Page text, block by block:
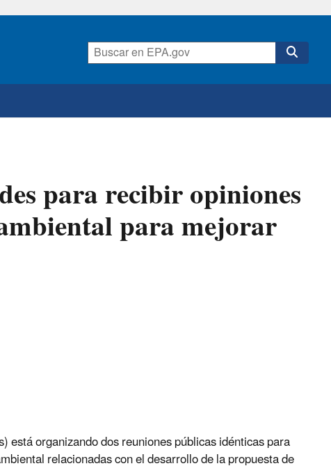
para recibir opiniones
para mejorar
está organizando dos reuniones públicas idénticas para
relacionadas con el desarrollo de la propuesta de